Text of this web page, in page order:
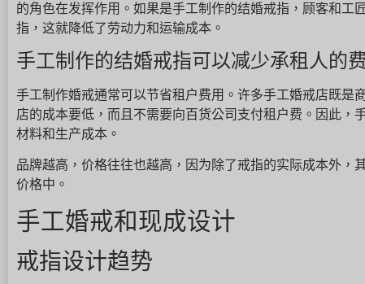
的角色在发挥作用。如果是手工制作的结婚戒指，顾客和工
指，这就降低了劳动力和运输成本。
手工制作的结婚戒指可以减少承租人的
手工制作婚戒通常可以节省租户费用。许多手工婚戒店既是
店的成本要低，而且不需要向百货公司支付租户费。因此，
材料和生产成本。
品牌越高，价格往往也越高，因为除了戒指的实际成本外，
价格中。
手工婚戒和现成设计
戒指设计趋势